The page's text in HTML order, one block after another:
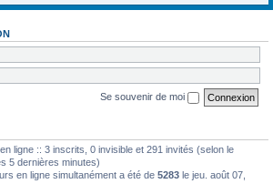
Se souvenir de moi
ligne :: 3 inscrits, 0 invisible et 291 invités (selon le
5 dernières minutes)
en ligne simultanément a été de 5283 le jeu. août 07,